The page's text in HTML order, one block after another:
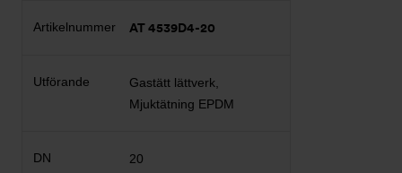
AT 4539D4-20
Gastätt lättverk,
Mjuktätning EPDM
20